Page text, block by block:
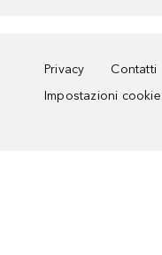
Privacy Contatti
Impostazioni cookie